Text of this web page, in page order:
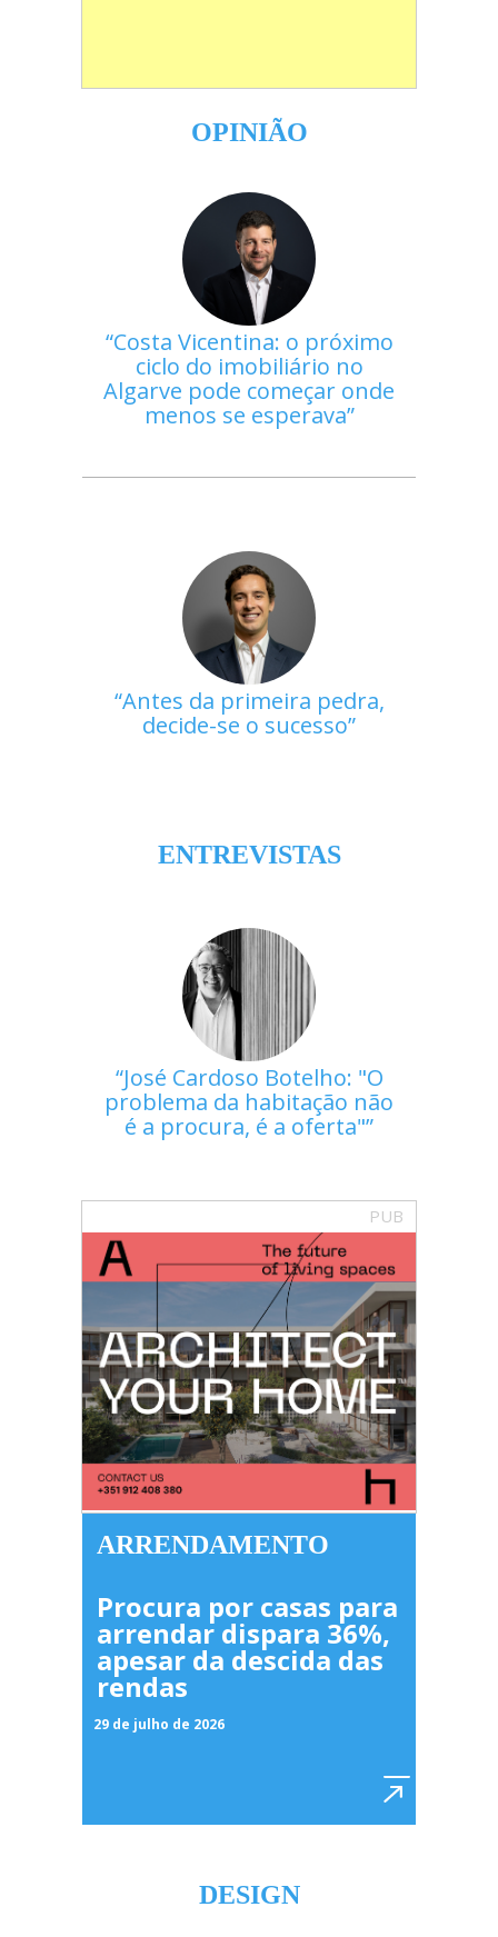
OPINIÃO
Costa Vicentina: o próximo
ciclo do imobiliário no
Algarve pode começar onde
menos se esperava
Antes da primeira pedra,
decide-se o sucesso
ENTREVISTAS
José Cardoso Botelho: "O
problema da habitação não
é a procura, é a oferta"
PUB
ARRENDAMENTO
Procura por casas para
arrendar dispara 36%,
apesar da descida das
rendas
29 de julho de 2026
DESIGN